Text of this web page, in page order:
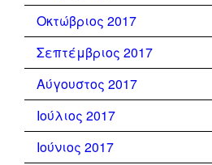
Οκτώβριος 2017
Σεπτέμβριος 2017
Αύγουστος 2017
Ιούλιος 2017
Ιούνιος 2017